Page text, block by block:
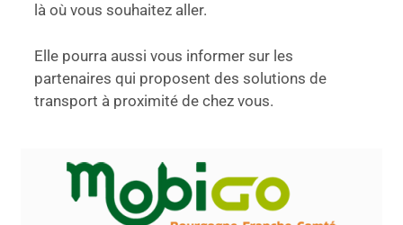
là où vous souhaitez aller.
Elle pourra aussi vous informer sur les
partenaires qui proposent des solutions de
transport à proximité de chez vous.